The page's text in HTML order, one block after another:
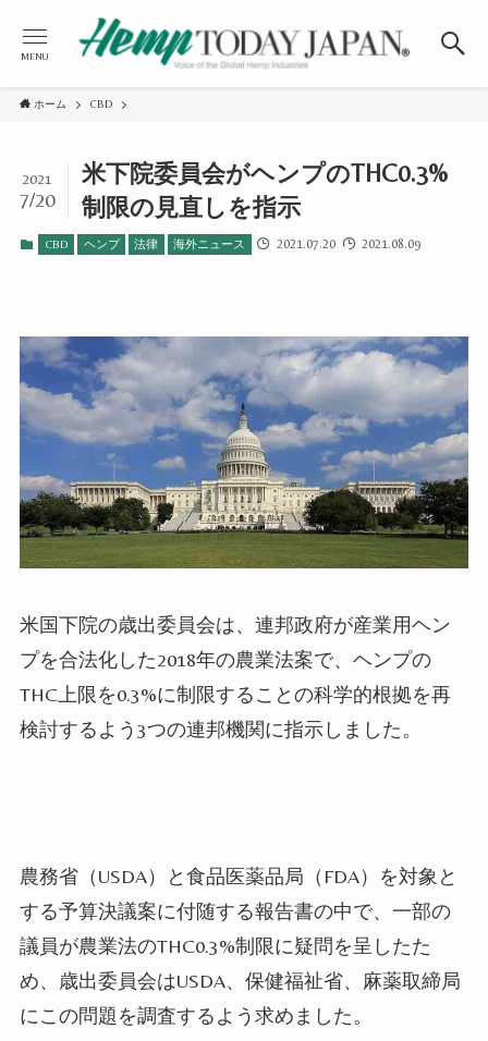
MENU
ホーム CBD
米下院委員会がヘンプのTHC0.3%
制限の見直しを指示
2021
7/20
CBD ヘンプ 法律 海外ニュース 2021.07.20 2021.08.09
米国下院の歳出委員会は、連邦政府が産業用ヘン
プを合法化した2018年の農業法案で、ヘンプの
THC上限を0.3%に制限することの科学的根拠を再
検討するよう3つの連邦機関に指示しました。
農務省（USDA）と食品医薬品局（FDA）を対象と
する予算決議案に付随する報告書の中で、一部の
議員が農業法のTHC0.3%制限に疑問を呈したた
め、歳出委員会はUSDA、保健福祉省、麻薬取締局
にこの問題を調査するよう求めました。